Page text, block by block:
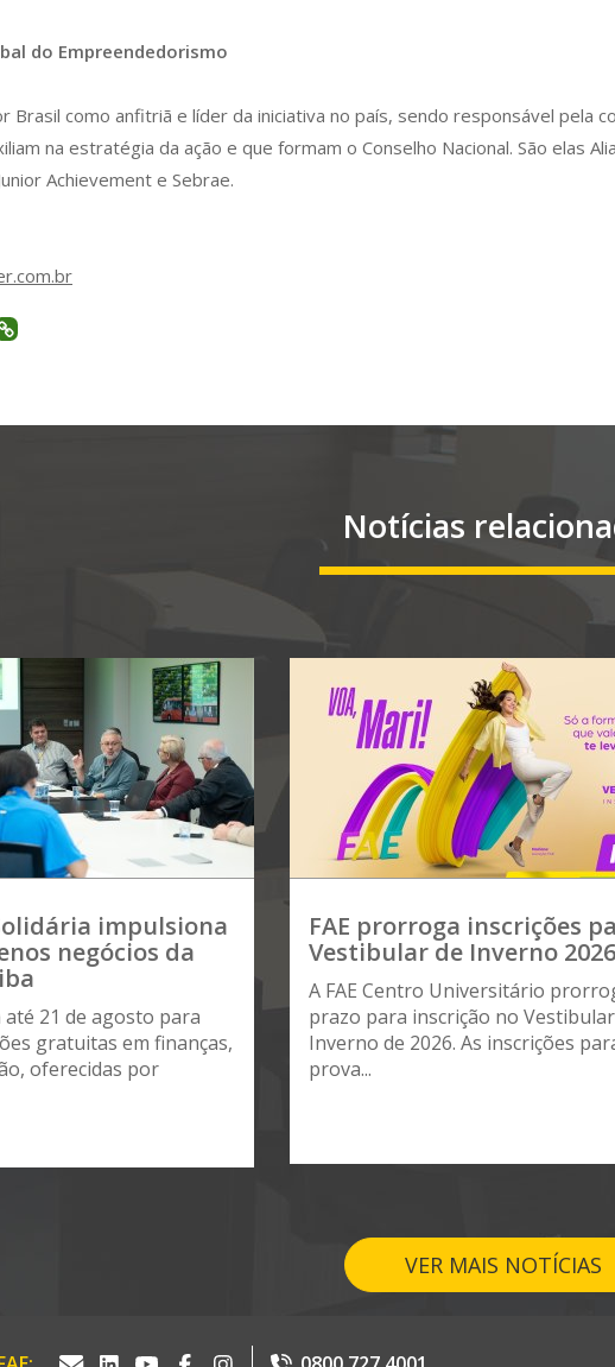
do Empreendedorismo
Brasil como anfitriã e líder da iniciativa no país, sendo responsável pela
na estratégia da ação e que formam o Conselho Nacional. São elas
Achievement e Sebrae.
Notícias
impulsiona
negócios da
21 de agosto para
gratuitas em finanças,
oferecidas por
FAE prorroga inscrições
Vestibular de Inverno 2026
A FAE Centro Universitário
prazo para inscrição no
Inverno de 2026. As inscrições
prova...
VER MAIS NOTÍCIAS